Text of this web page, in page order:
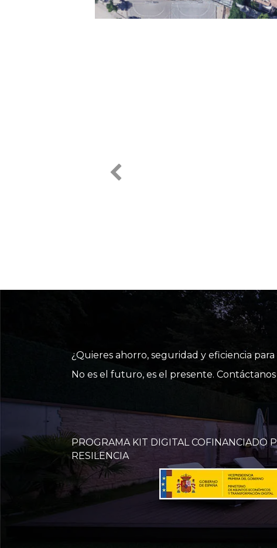
¿Quieres ahorro, seguridad y eficiencia
No es el futuro, es el presente.
PROGRAMA KIT DIGITAL COFINANCIADO
RESILENCIA